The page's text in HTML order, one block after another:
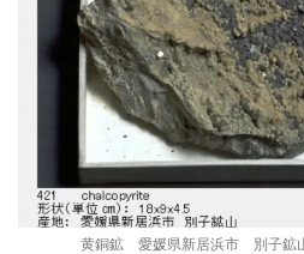
黄銅鉱 愛媛県新居浜市 別子鉱